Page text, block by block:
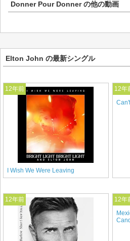
Donner Pour Donnerの他の動画
Elton John の最新シングル
12年前
I Wish We Were Leaving
12年
12年前
12年